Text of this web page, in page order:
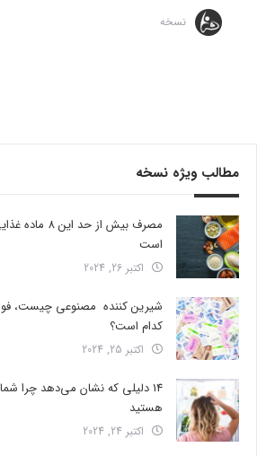
نسخه
مطالب ویژه نسخه
مصرف بیش از
است
اکتبر 26, 2024
شیرین کننده مصنوعی چیست،
کدام است؟
اکتبر 25, 2024
14 دلیلی که نشان می‌دهد چرا
هستید
اکتبر 24, 2024